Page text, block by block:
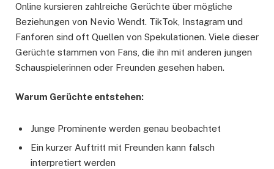
Online kursieren zahlreiche Gerüchte über mögliche
Beziehungen von Nevio Wendt. TikTok, Instagram und
Fanforen sind oft Quellen von Spekulationen. Viele dieser
Gerüchte stammen von Fans, die ihn mit anderen jungen
Schauspielerinnen oder Freunden gesehen haben.
Warum Gerüchte entstehen:
Junge Prominente werden genau beobachtet
Ein kurzer Auftritt mit Freunden kann falsch
interpretiert werden